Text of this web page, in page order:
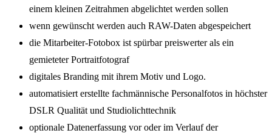
einem kleinen Zeitrahmen abgelichtet werden sollen
wenn gewünscht werden auch RAW-Daten abgespeichert
die Mitarbeiter-Fotobox ist spürbar preiswerter als ein
gemieteter Portraitfotograf
digitales Branding mit ihrem Motiv und Logo.
automatisiert erstellte fachmännische Personalfotos in höchster
DSLR Qualität und Studiolichttechnik
optionale Datenerfassung vor oder im Verlauf der